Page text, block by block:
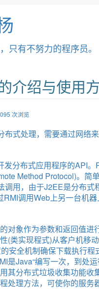
有不努力的程序员。
介绍与使用
次浏览
式处理，需要通过网络
分布式应用程序的API。
Method Protocol)。简
调用，由于J2EE是分布
调用Web上另一台机器
对象作为参数和返回值进
(类实现程式)从客户机移
安全机制确保下载执行程
是Java“编写一次，到处运
其分布式垃圾收集功能收
处理方法，可使你的服务